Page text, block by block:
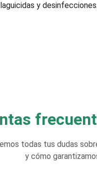
y desinfecciones.
todas tus dudas
y cómo